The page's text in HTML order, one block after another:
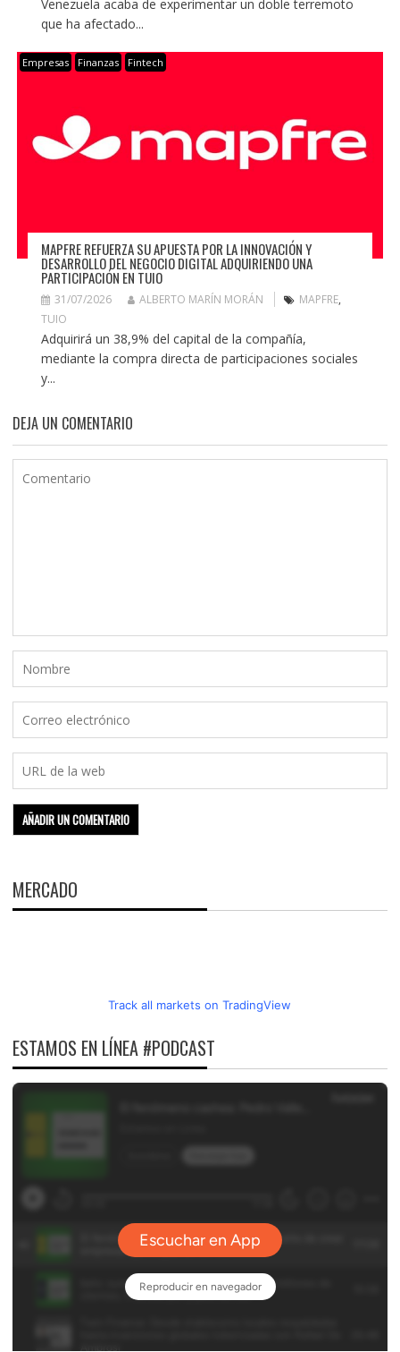
Venezuela acaba de experimentar un doble terremoto
que ha afectado...
Empresas Finanzas Fintech
MAPFRE REFUERZA SU APUESTA POR LA INNOVACIÓN Y
DESARROLLO DEL NEGOCIO DIGITAL ADQUIRIENDO UNA
PARTICIPACIÓN EN TUIO
31/07/2026 ALBERTO MARÍN MORÁN MAPFRE,
TUIO
Adquirirá un 38,9% del capital de la compañía,
mediante la compra directa de participaciones sociales
y...
DEJA UN COMENTARIO
MERCADO
Track all markets on TradingView
ESTAMOS EN LÍNEA #PODCAST